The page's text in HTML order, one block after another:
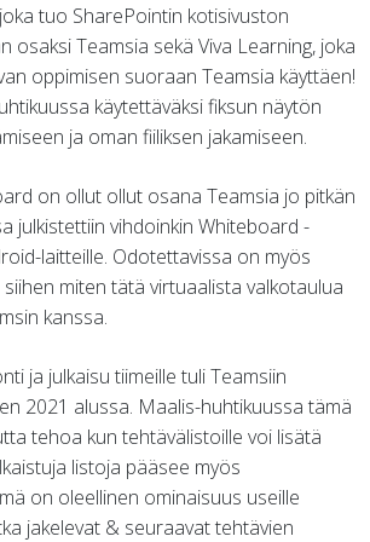
tuo SharePointin kotisivuston
osaksi Teamsia sekä Viva Learning, joka
oppimisen suoraan Teamsia käyttäen!
käytettäväksi fiksun näytön
ja oman fiiliksen jakamiseen.
on ollut ollut osana Teamsia jo pitkän
julkistettiin vihdoinkin Whiteboard -
laitteille. Odotettavissa on myös
miten tätä virtuaalista valkotaulua
kanssa.
ja julkaisu tiimeille tuli Teamsiin
2021 alussa. Maalis-huhtikuussa tämä
tehoa kun tehtävälistoille voi lisätä
listoja pääsee myös
on oleellinen ominaisuus useille
jakelevat & seuraavat tehtävien